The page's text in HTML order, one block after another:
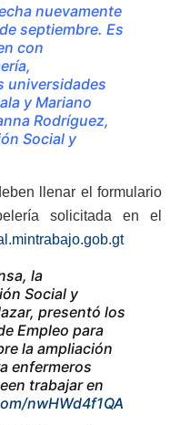
nuevamente
septiembre. Es
con
universidades
y Mariano
Rodríguez,
Social y
llenar el formulario
solicitada en el
la
Social y
presentó los
Empleo para
la ampliación
enfermeros
trabajar en
nwHWd4f1QA